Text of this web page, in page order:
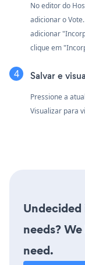
No editor do
adicionar o
adicionar
clique em
Salvar e
Pressione a
Visualizar para
needs?
need.